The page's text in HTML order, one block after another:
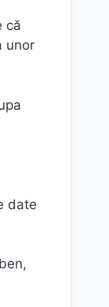
că
unor
date